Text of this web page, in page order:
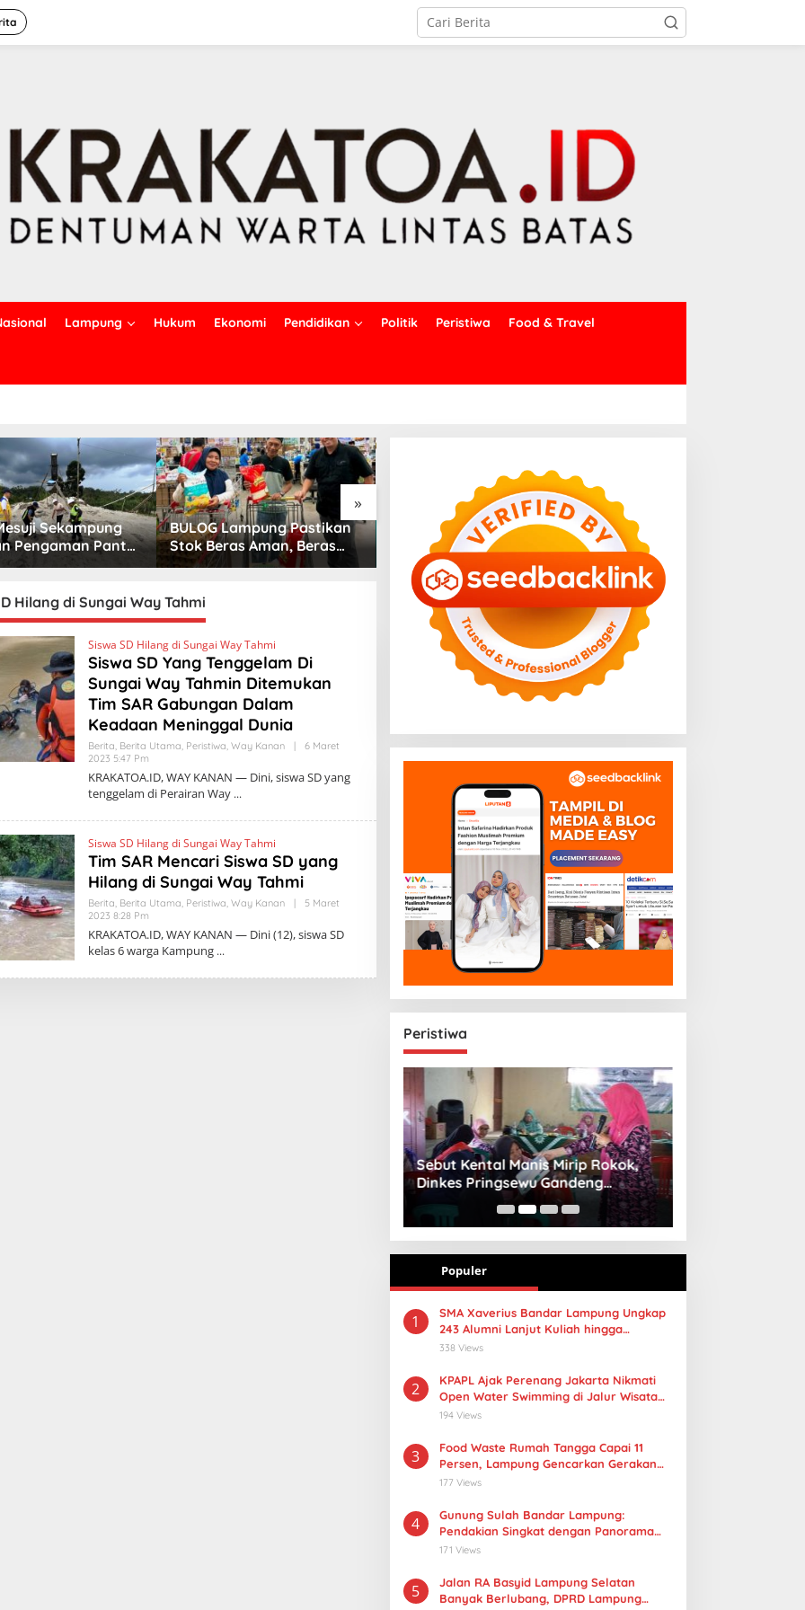
Lampung Hukum Ekonomi Pendidikan Politik Peristiwa Food & Travel
»
Sekampung
Pengaman Pantai
Sejati Penuhi
BULOG Lampung Pastikan
Stok Beras Aman, Beras
Premium Punokawan Kini
Dapur Rumah Tangga
Bernapas Lega, Lampung
Jadi Provinsi Paling Stabil
Harga Pangannya se-
Sumatera
Sampah Makanan di
Lampung Capai Ancaman
Serius, Warga Diminta
Hentikan Kebiasaan Boros
Pangan
Hilang di Sungai Way Tahmi
Siswa SD Hilang di Sungai Way Tahmi
Siswa SD Yang Tenggelam Di
Sungai Way Tahmin Ditemukan
Tim SAR Gabungan Dalam
Keadaan Meninggal Dunia
Berita, Berita Utama, Peristiwa, Way Kanan
6 Maret
2023 5:47 Pm
L
E
H
R
K
A
O
A
.
D
KRAKATOA.ID, WAY KANAN — Dini, siswa SD yang
tenggelam di Perairan Way
Siswa SD Hilang di Sungai Way Tahmi
Tim SAR Mencari Siswa SD yang
Hilang di Sungai Way Tahmi
Berita, Berita Utama, Peristiwa, Way Kanan
5 Maret
2023 8:28 Pm
L
E
H
R
KRAKATOA.ID, WAY KANAN — Dini (12), siswa SD
kelas 6 warga Kampung
Peristiwa
Sebut Kental Manis Mirip Rokok,
Dinkes Pringsewu Gandeng
Aisyiyah Desak Regulasi Gizi Anak
Populer
1
SMA Xaverius Bandar Lampung Ungkap
243 Alumni Lanjut Kuliah hingga
Mancanegara
338 Views
2
KPAPL Ajak Perenang Jakarta Nikmati
Open Water Swimming di Jalur Wisata
Lampung
194 Views
3
Food Waste Rumah Tangga Capai 11
Persen, Lampung Gencarkan Gerakan
Selamatan Pangan
177 Views
4
Gunung Sulah Bandar Lampung:
Pendakian Singkat dengan Panorama
Kota yang Memukau
171 Views
5
Jalan RA Basyid Lampung Selatan
Banyak Berlubang, DPRD Lampung